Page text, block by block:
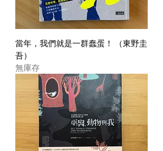
當年，我們就是一群蠢蛋！ （東野圭
吾）
無庫存